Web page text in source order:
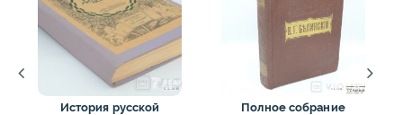
История русской
Полное собрание